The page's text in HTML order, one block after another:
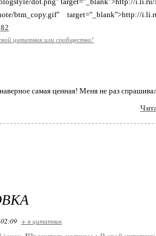
btm_copy.gif" target="_blank">http://
цитатник или сообщество!
самая ценная! Меня не раз
+ в цитатник